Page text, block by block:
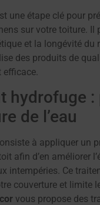
une étape clé pour
sur votre toiture. Il
et la longévité du
des produits de
hydrofuge :
de l’eau
à appliquer un
afin d’en améliorer
intempéries. Ce
couverture et limite
vous propose des